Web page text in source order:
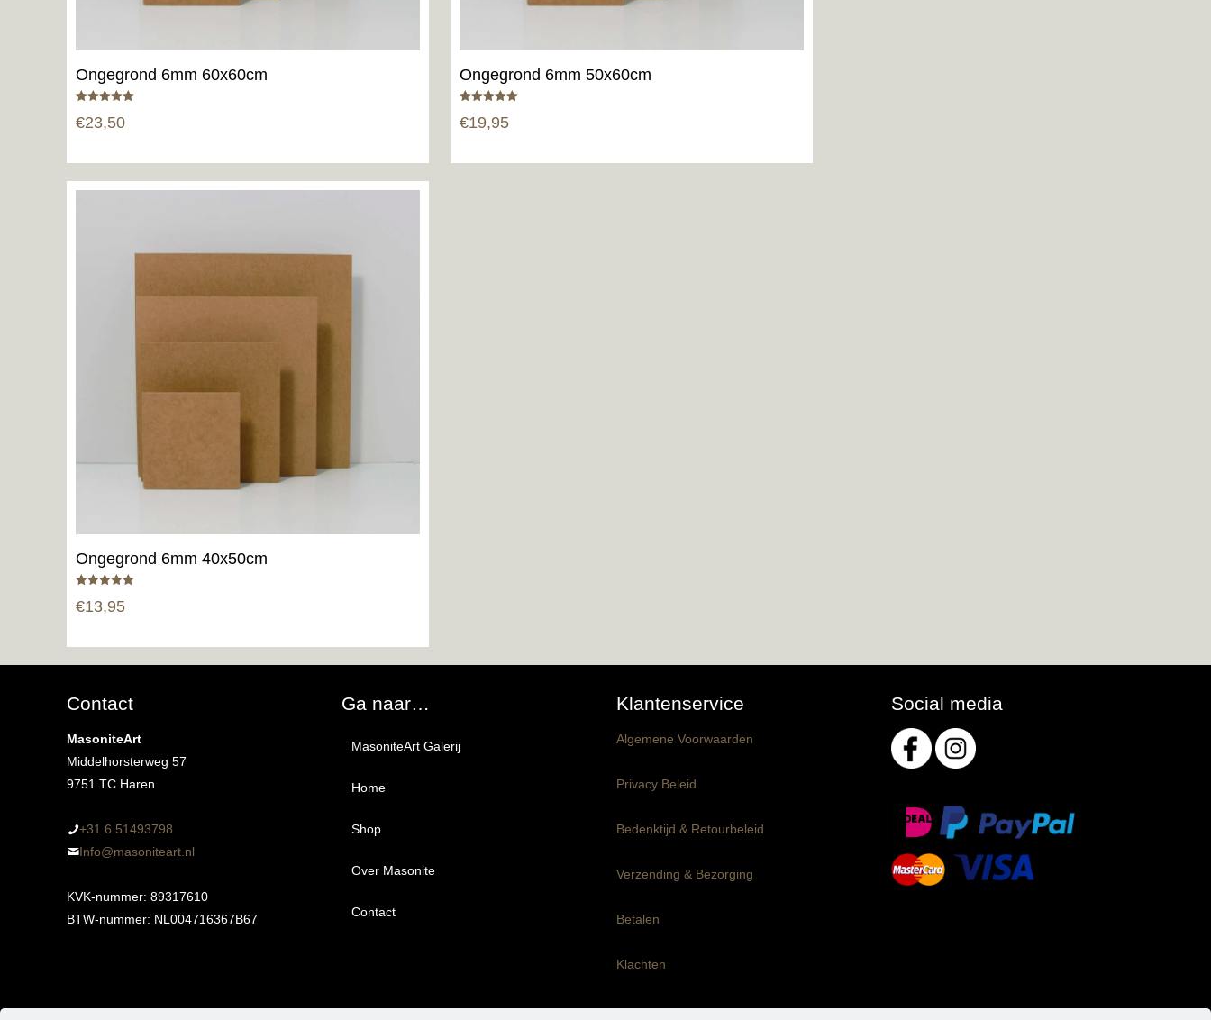
Ongegrond 6mm 60x60cm
5.00
€23,50
Ongegrond 6mm 50x60cm
5.00
€19,95
Ongegrond 6mm 40x50cm
5.00
€13,95
Contact
MasoniteArt
Middelhorsterweg 57
9751 TC Haren
+31 6 51493798‬
Info@masoniteart.nl
KVK-nummer: 89317610
BTW-nummer: NL004716367B67
Ga naar…
MasoniteArt Galerij
Home
Shop
Alle producten
Proefpakket
Over Masonite
Contact
Klantenservice
Algemene Voorwaarden
Privacy Beleid
Bedenktijd & Retourbeleid
Verzending & Bezorging
Betalen
Klachten
Social media